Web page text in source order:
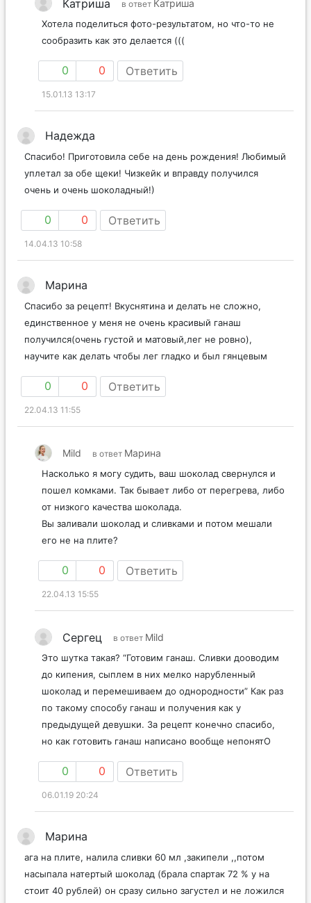
Катриша в ответ Катриша
Хотела поделиться фото-результатом, но что-то не
сообразить как это делается (((
0 0 Ответить
15.01.13 13:17
Надежда
Спасибо! Приготовила себе на день рождения! Любимый
уплетал за обе щеки! Чизкейк и вправду получился
очень и очень шоколадный!)
0 0 Ответить
14.04.13 10:58
Марина
Спасибо за рецепт! Вкуснятина и делать не сложно,
единственное у меня не очень красивый ганаш
получился(очень густой и матовый,лег не ровно),
научите как делать чтобы лег гладко и был гянцевым
0 0 Ответить
22.04.13 11:55
Mild в ответ Марина
Насколько я могу судить, ваш шоколад свернулся и
пошел комками. Так бывает либо от перегрева, либо
от низкого качества шоколада.
Вы заливали шоколад и сливками и потом мешали
его не на плите?
0 0 Ответить
22.04.13 15:55
Сергец в ответ Mild
Это шутка такая? “Готовим ганаш. Сливки дооводим
до кипения, сыплем в них мелко нарубленный
шоколад и перемешиваем до однородности” Как раз
по такому способу ганаш и получения как у
предыдущей девушки. За рецепт конечно спасибо,
но как готовить ганаш написано вообще непонятО
0 0 Ответить
06.01.19 20:24
Марина
ага на плите, налила сливки 60 мл ,закипели ,,потом
насыпала натертый шоколад (брала спартак 72 % у на
стоит 40 рублей) он сразу сильно загустел и не ложился